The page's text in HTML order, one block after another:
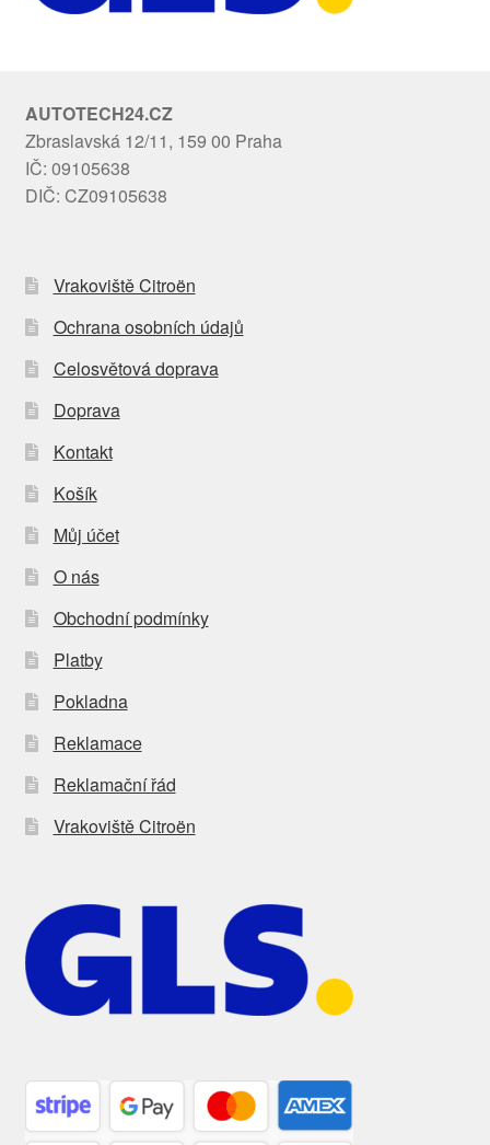
AUTOTECH24.CZ
Zbraslavská 12/11, 159 00 Praha
IČ: 09105638
DIČ: CZ09105638
Vrakoviště Citroën
Ochrana osobních údajů
Celosvětová doprava
Doprava
Kontakt
Košík
Můj účet
O nás
Obchodní podmínky
Platby
Pokladna
Reklamace
Reklamační řád
Vrakoviště Citroën